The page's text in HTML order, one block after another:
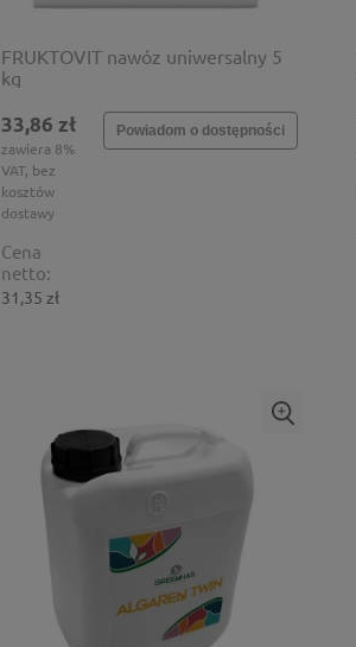
FRUKTOVIT nawóz uniwersalny 5
kg
33,86 zł
zawiera 8%
VAT, bez
kosztów
dostawy
Cena
netto:
31,35 zł
Powiadom o dostępności